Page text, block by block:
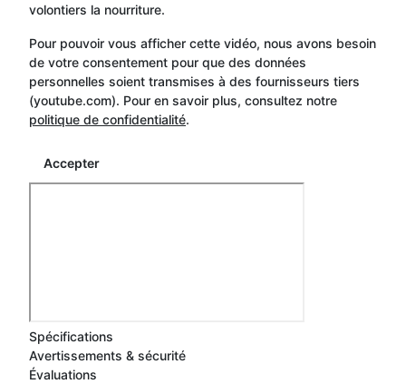
volontiers la nourriture.
Pour pouvoir vous afficher cette vidéo, nous avons besoin
de votre consentement pour que des données
personnelles soient transmises à des fournisseurs tiers
(youtube.com). Pour en savoir plus, consultez notre
politique de confidentialité.
Accepter
Spécifications
Avertissements & sécurité
Évaluations